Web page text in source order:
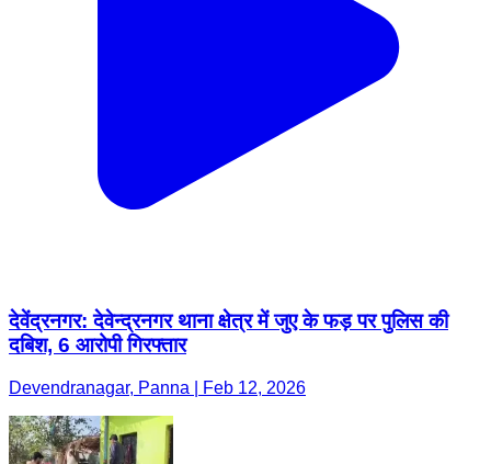
देवेंद्रनगर: देवेन्द्रनगर थाना क्षेत्र में जुए के फड़ पर पुलिस की
दबिश, 6 आरोपी गिरफ्तार
Devendranagar, Panna | Feb 12, 2026